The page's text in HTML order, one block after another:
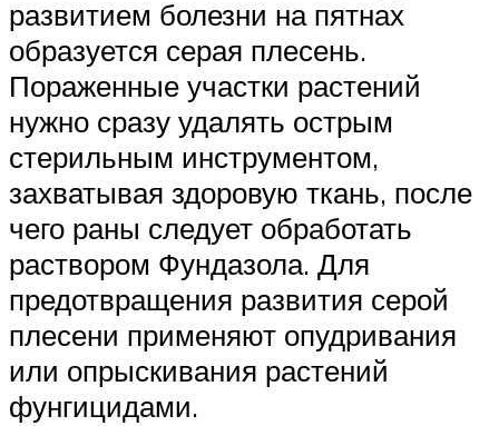
развитием болезни на пятнах
образуется серая плесень.
Пораженные участки растений
нужно сразу удалять острым
стерильным инструментом,
захватывая здоровую ткань, после
чего раны следует обработать
раствором Фундазола. Для
предотвращения развития серой
плесени применяют опудривания
или опрыскивания растений
фунгицидами.